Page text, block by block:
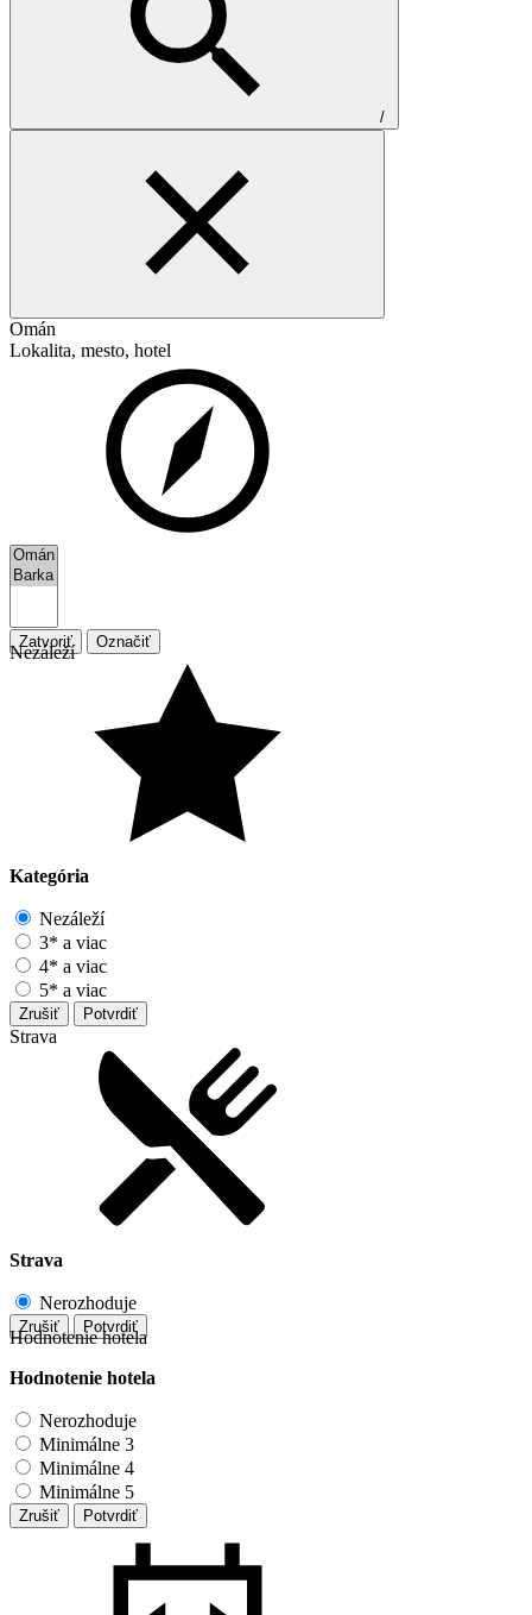
/
Omán
Lokalita, mesto, hotel
Zatvoriť Označiť
Nezáleží
Kategória
Nezáleží
3* a viac
4* a viac
5* a viac
Zrušiť Potvrdiť
Strava
Strava
Nerozhoduje
Zrušiť Potvrdiť
Hodnotenie hotela
Hodnotenie hotela
Nerozhoduje
Minimálne 3
Minimálne 4
Minimálne 5
Zrušiť Potvrdiť